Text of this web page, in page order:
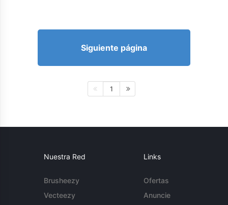
Siguiente página
1
Nuestra Red
Brusheezy
Vecteezy
Links
Ofertas
Anuncie